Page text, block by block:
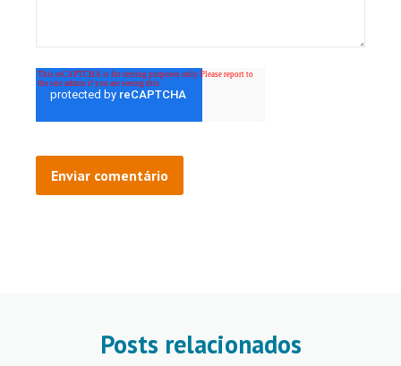
Posts relacionados